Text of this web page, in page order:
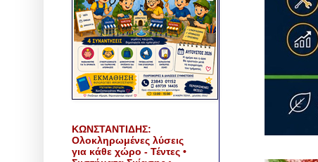
ΚΩΝΣΤΑΝΤΙΔΗΣ:
Ολοκληρωμένες λύσεις
για κάθε χώρο - Τέντες •